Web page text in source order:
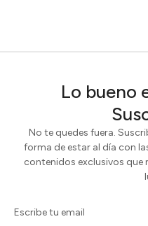
Lo bueno
No te quedes fuera.
forma de estar al día con
contenidos exclusivos